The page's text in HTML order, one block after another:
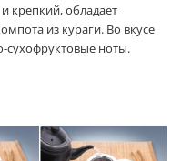
крепкий, обладает
из кураги. Во вкусе
сухофруктовые ноты.